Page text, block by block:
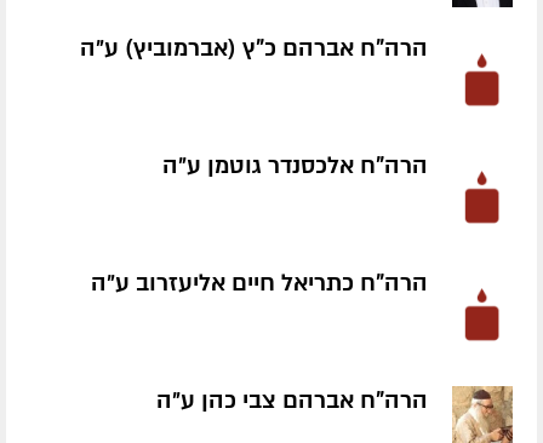
הרה"ח אברהם כ"ץ (אברמוביץ) ע״ה
הרה"ח אלכסנדר גוטמן ע״ה
הרה"ח כתריאל חיים אליעזרוב ע״ה
הרה"ח אברהם צבי כהן ע״ה